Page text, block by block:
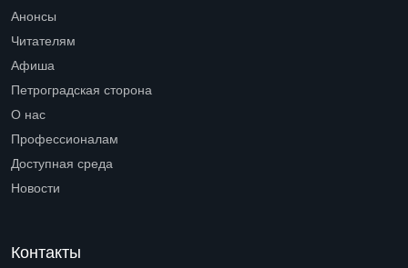
Анонсы
Читателям
Афиша
Петроградская сторона
О нас
Профессионалам
Доступная среда
Новости
Контакты